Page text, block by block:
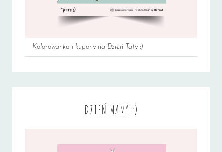
Kolorowanka i kupony na Dzień Taty :)
DZIEŃ MAMY :)